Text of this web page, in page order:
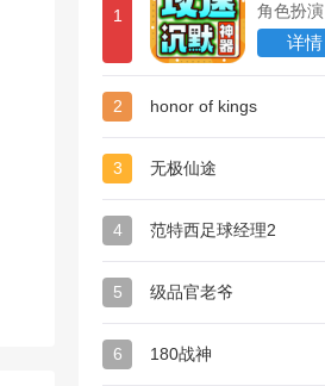
1 角色扮演
详情
2 honor of kings
3 无极仙途
4 范特西足球经理2
5 级品官老爷
6 180战神